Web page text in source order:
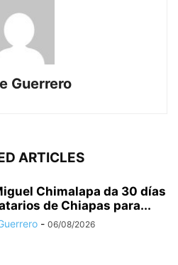
Guerrero
ARTICLES
Chimalapa da 30 días
de Chiapas para...
- 06/08/2026